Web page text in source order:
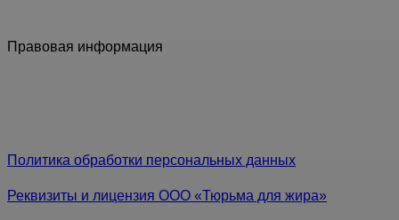
Правовая информация
Политика обработки персональных данных
Реквизиты и лицензия ООО «Тюрьма для жира»